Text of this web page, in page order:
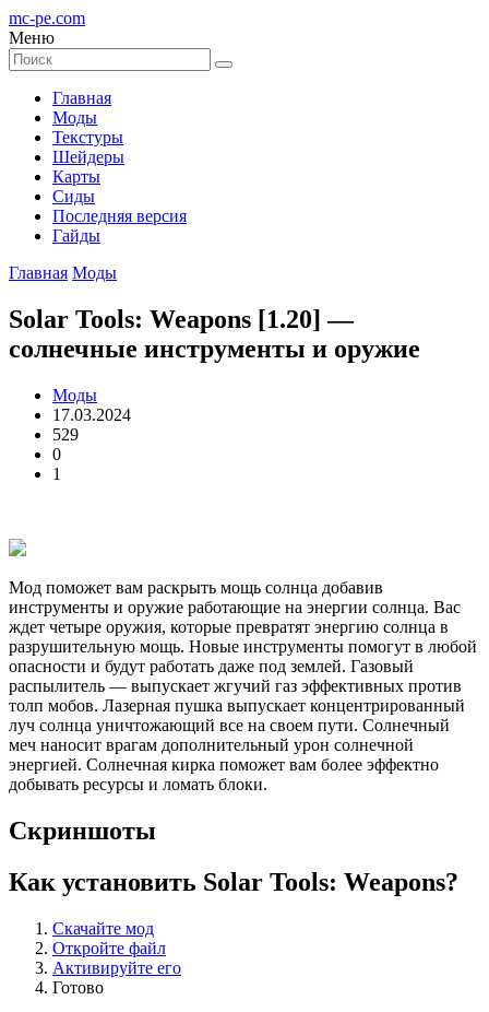
mc-pe.com
Меню
Главная
Моды
Текстуры
Шейдеры
Карты
Сиды
Последняя версия
Гайды
Главная Моды
Solar Tools: Weapons [1.20] —
солнечные инструменты и оружие
Моды
17.03.2024
529
0
1
Мод поможет вам раскрыть мощь солнца добавив
инструменты и оружие работающие на энергии солнца. Вас
ждет четыре оружия, которые превратят энергию солнца в
разрушительную мощь. Новые инструменты помогут в любой
опасности и будут работать даже под землей. Газовый
распылитель — выпускает жгучий газ эффективных против
толп мобов. Лазерная пушка выпускает концентрированный
луч солнца уничтожающий все на своем пути. Солнечный
меч наносит врагам дополнительный урон солнечной
энергией. Солнечная кирка поможет вам более эффектно
добывать ресурсы и ломать блоки.
Скриншоты
Как установить Solar Tools: Weapons?
Скачайте мод
Откройте файл
Активируйте его
Готово